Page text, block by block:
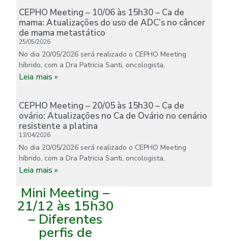
CEPHO Meeting – 10/06 às 15h30 – Ca de
mama: Atualizações do uso de ADC’s no câncer
de mama metastático
25/05/2026
No dia 20/05/2026 será realizado o CEPHO Meeting
híbrido, com a Dra Patricia Santi, oncologista,
Leia mais »
CEPHO Meeting – 20/05 às 15h30 – Ca de
ovário: Atualizações no Ca de Ovário no cenário
resistente a platina
13/04/2026
No dia 20/05/2026 será realizado o CEPHO Meeting
híbrido, com a Dra Patricia Santi, oncologista,
Leia mais »
Mini Meeting –
21/12 às 15h30
– Diferentes
perfis de